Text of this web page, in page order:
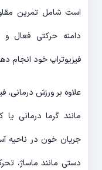
است شامل تمرین
دامنه حرکتی فعال و
فیزیوتراپ خود انجام
علاوه بر ورزش
مانند گرما درمانی
جریان خون در ناحیه
دستی مانند ماساژ،